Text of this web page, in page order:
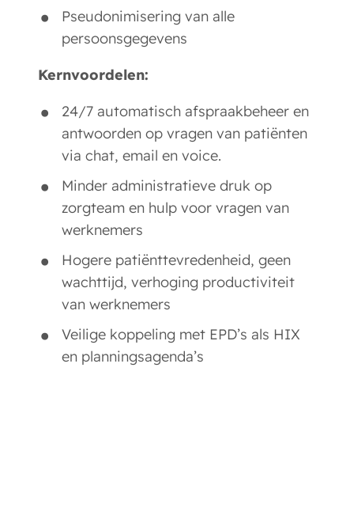
Pseudonimisering van alle
persoonsgegevens
Kernvoordelen:
24/7 automatisch afspraakbeheer en
antwoorden op vragen van patiënten
via chat, email en voice.
Minder administratieve druk op
zorgteam en hulp voor vragen van
werknemers
Hogere patiënttevredenheid, geen
wachttijd, verhoging productiviteit
van werknemers
Veilige koppeling met EPD’s als HIX
en planningsagenda’s